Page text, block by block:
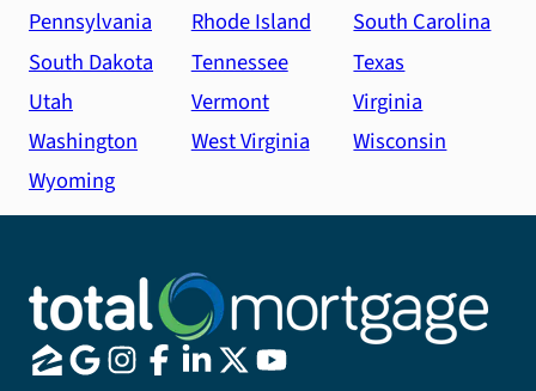
Pennsylvania
Rhode Island
South Carolina
South Dakota
Tennessee
Texas
Utah
Vermont
Virginia
Washington
West Virginia
Wisconsin
Wyoming